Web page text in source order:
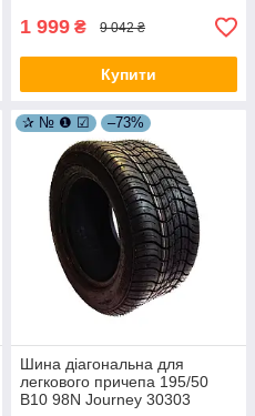
1 999 ₴ 9 042 ₴
Купити
✰ № ❶ ☑ –73%
Шина діагональна для
легкового причепа 195/50
B10 98N Journey 30303